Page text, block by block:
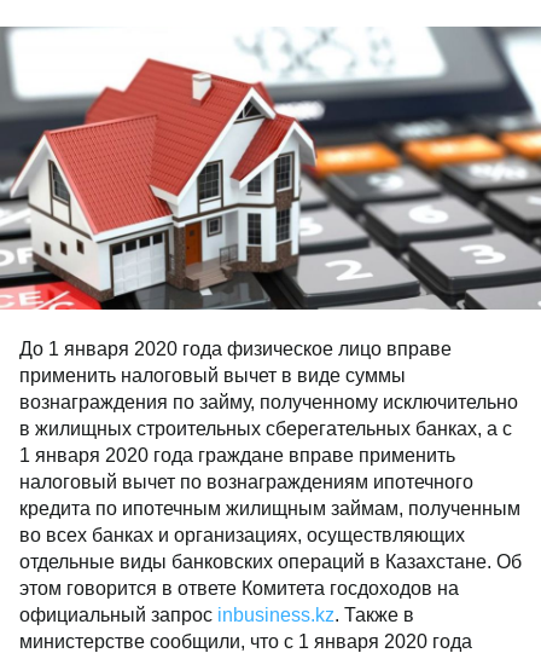
До 1 января 2020 года физическое лицо вправе
применить налоговый вычет в виде суммы
вознаграждения по займу, полученному исключительно
в жилищных строительных сберегательных банках, а с
1 января 2020 года граждане вправе применить
налоговый вычет по вознаграждениям ипотечного
кредита по ипотечным жилищным займам, полученным
во всех банках и организациях, осуществляющих
отдельные виды банковских операций в Казахстане. Об
этом говорится в ответе Комитета госдоходов на
официальный запрос inbusiness.kz. Также в
министерстве сообщили, что с 1 января 2020 года